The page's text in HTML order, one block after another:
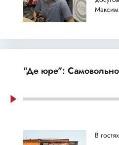
"Де юре":
В